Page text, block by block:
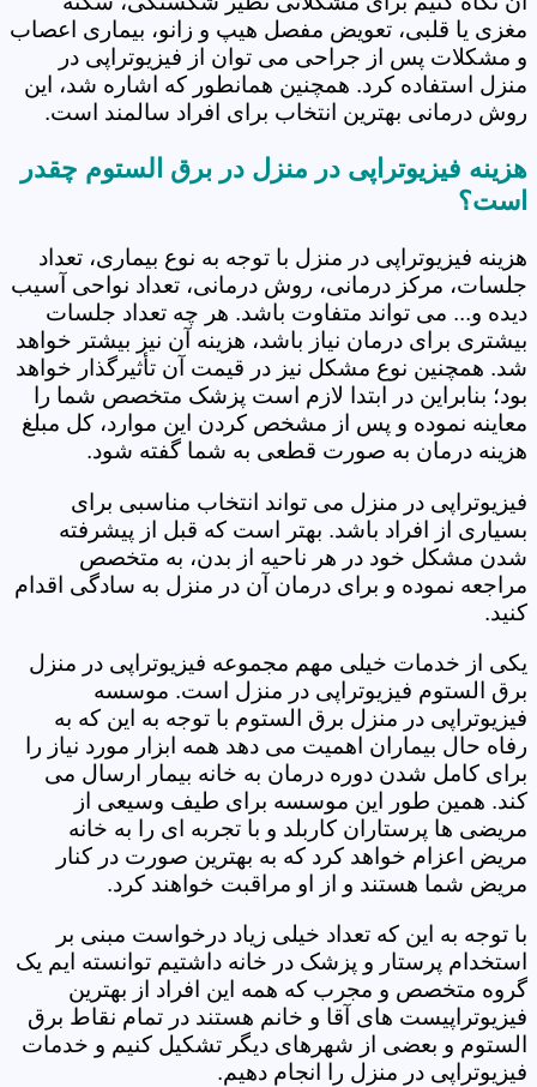
مغزی یا قلبی، تعویض مفصل هیپ و زانو، بیماری اعصاب
و مشکلات پس از جراحی می توان از فیزیوتراپی در
منزل استفاده کرد. همچنین همانطور که اشاره شد، این
روش درمانی بهترین انتخاب برای افراد سالمند است.
هزینه فیزیوتراپی در منزل در برق الستوم چقدر
است؟
هزینه فیزیوتراپی در منزل با توجه به نوع بیماری، تعداد
جلسات، مرکز درمانی، روش درمانی، تعداد نواحی آسیب
دیده و... می تواند متفاوت باشد. هر چه تعداد جلسات
بیشتری برای درمان نیاز باشد، هزینه آن نیز بیشتر خواهد
شد. همچنین نوع مشکل نیز در قیمت آن تأثیرگذار خواهد
بود؛ بنابراین در ابتدا لازم است پزشک متخصص شما را
معاینه نموده و پس از مشخص کردن این موارد، کل مبلغ
هزینه درمان به صورت قطعی به شما گفته شود.
فیزیوتراپی در منزل می تواند انتخاب مناسبی برای
بسیاری از افراد باشد. بهتر است که قبل از پیشرفته
شدن مشکل خود در هر ناحیه از بدن، به متخصص
مراجعه نموده و برای درمان آن در منزل به سادگی اقدام
کنید.
یکی از خدمات خیلی مهم مجموعه فیزیوتراپی در منزل
برق الستوم فیزیوتراپی در منزل است. موسسه
فیزیوتراپی در منزل برق الستوم با توجه به این که به
رفاه حال بیماران اهمیت می دهد همه ابزار مورد نیاز را
برای کامل شدن دوره درمان به خانه بیمار ارسال می
کند. همین طور این موسسه برای طیف وسیعی از
مریضی ها پرستاران کاربلد و با تجربه ای را به خانه
مریض اعزام خواهد کرد که به بهترین صورت در کنار
مریض شما هستند و از او مراقبت خواهند کرد.
با توجه به این که تعداد خیلی زیاد درخواست مبنی بر
استخدام پرستار و پزشک در خانه داشتیم توانسته ایم یک
گروه متخصص و مجرب که همه این افراد از بهترین
فیزیوتراپیست های آقا و خانم هستند در تمام نقاط برق
الستوم و بعضی از شهرهای دیگر تشکیل کنیم و خدمات
فیزیوتراپی در منزل را انجام دهیم.